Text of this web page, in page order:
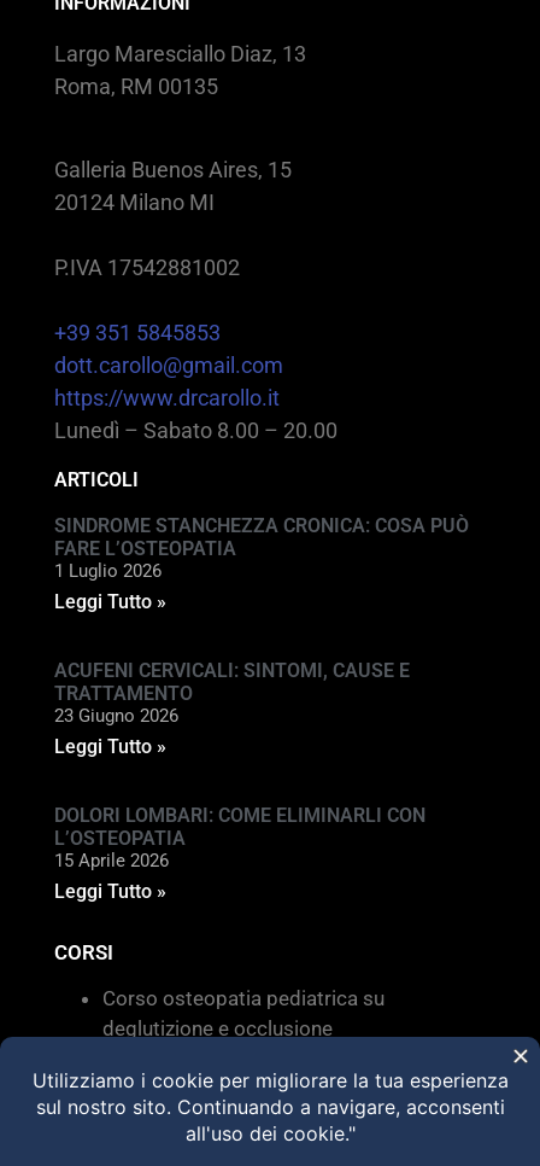
Largo Maresciallo Diaz, 13
Roma, RM 00135
Galleria Buenos Aires, 15
20124 Milano MI
P.IVA 17542881002
+39 351 5845853
dott.carollo@gmail.com
https://www.drcarollo.it
Lunedì – Sabato 8.00 – 20.00
ARTICOLI
SINDROME STANCHEZZA CRONICA: COSA PUÒ
FARE L’OSTEOPATIA
1 Luglio 2026
Leggi Tutto »
ACUFENI CERVICALI: SINTOMI, CAUSE E
TRATTAMENTO
23 Giugno 2026
Leggi Tutto »
DOLORI LOMBARI: COME ELIMINARLI CON
L’OSTEOPATIA
15 Aprile 2026
Leggi Tutto »
CORSI
Corso osteopatia pediatrica su
deglutizione e occlusione
disfunzioni dei sistemi di movimento –
Torino 28 MARZO 2026
HVLA – Moduli Clinici – 2026